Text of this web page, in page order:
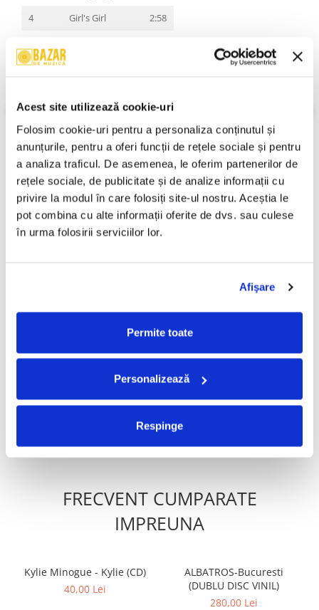
Acest site utilizează cookie-uri
Folosim cookie-uri pentru a personaliza conținutul și
anunțurile, pentru a oferi funcții de rețele sociale și pentru
a analiza traficul. De asemenea, le oferim partenerilor de
rețele sociale, de publicitate și de analize informații cu
privire la modul în care folosiți site-ul nostru. Aceștia le
pot combina cu alte informații oferite de dvs. sau culese
în urma folosirii serviciilor lor.
Afişare
Permite toate
Personalizează
Respinge
4
Girl's Girl
2:58
6
9
Saturn's Return
3:47
10
Puss Puss 3:48
VEZI MAI MULT
Stare Coperta:Mint
Stare Disc:Mint
Gen:Pop
Stil:Pop
An Lansare:An Lansare:
Informatii conformitate produs
PRODUSE ALTERNATIVE
FRECVENT CUMPARATE
IMPREUNA
Kylie Minogue - Kylie (CD)
40,00 Lei
ALBATROS-Bucuresti
(DUBLU DISC VINIL)
280,00 Lei